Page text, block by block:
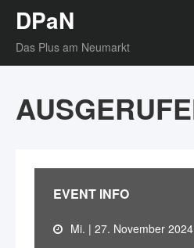
DPaN
Das Plus am Neumarkt
EVENT INFO
Mi. | 27. November 2024